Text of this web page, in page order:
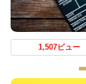
1,507ビュー